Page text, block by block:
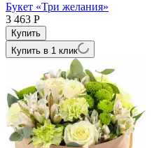
Букет «Три желания»
3 463 Р
Купить в 1 клик